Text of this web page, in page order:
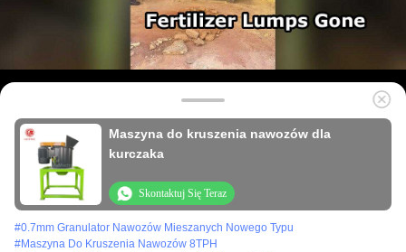
Maszyna do kruszenia nawozów dla
kurczaka
Skontaktuj Się Teraz
#0.7mm Granulator Nawozów Mieszanych Nowego Typu
#Maszyna Do Kruszenia Nawozów 8TPH